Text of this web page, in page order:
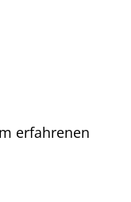
erfahrenen